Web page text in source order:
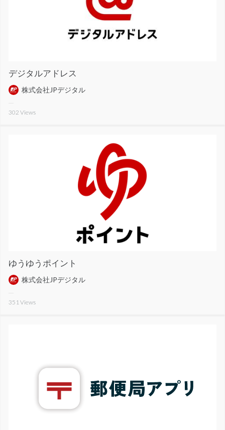
デジタルアドレス
株式会社JPデジタル
302 Views
ゆうゆうポイント
株式会社JPデジタル
351Views